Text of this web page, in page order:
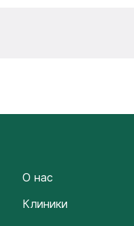
О нас
Клиники